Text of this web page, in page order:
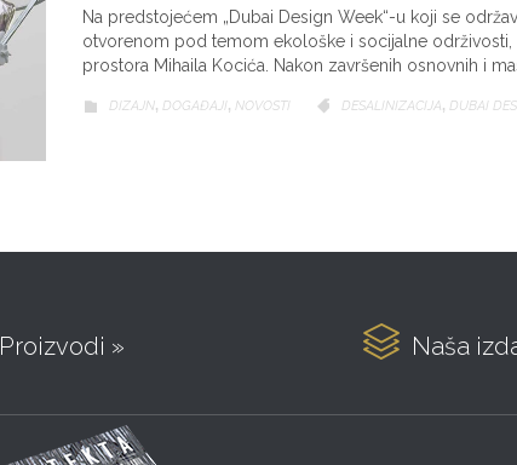
Na predstojećem „Dubai Design Week“-u koji se
otvorenom pod temom ekološke i socijalne održivosti,
prostora Mihaila Kocića. Nakon završenih osnovnih i
 CATEGORY
DIZAJN, DOGAĐAJI, NOVOSTI  CATEGORY
DESALINIZACIJA, DUBAI
Proizvodi »  Naša